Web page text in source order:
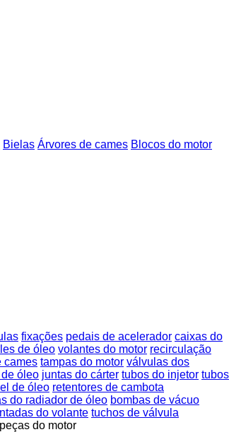
Bielas Árvores de cames Blocos do motor
fixações pedais de acelerador caixas do
de óleo volantes do motor recirculação
cames tampas do motor válvulas dos
óleo juntas do cárter tubos do injetor tubos
de óleo retentores de cambota
do radiador de óleo bombas de vácuo
do volante tuchos de válvula
do motor